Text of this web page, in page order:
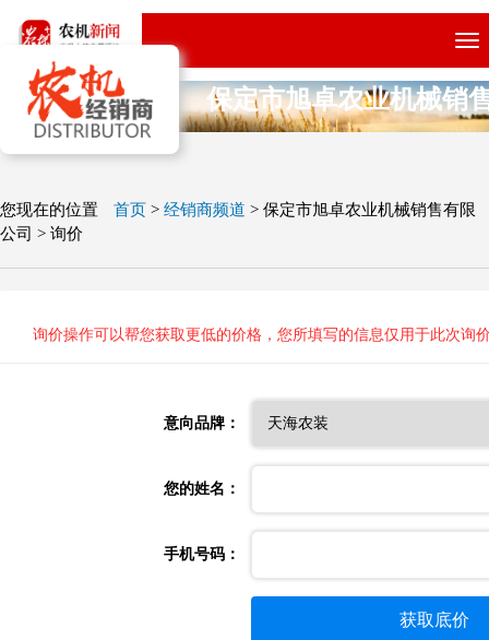
跳
到
主
要
保定市旭卓农业机械销
您现在的位置 首页 > 经销商频道 > 保定市旭卓农业机械销售有限
公司 > 询价
询价操作可以帮您获取更低的价格，您所填写的信息仅用于此次询
意向品牌：
您的姓名：
手机号码：